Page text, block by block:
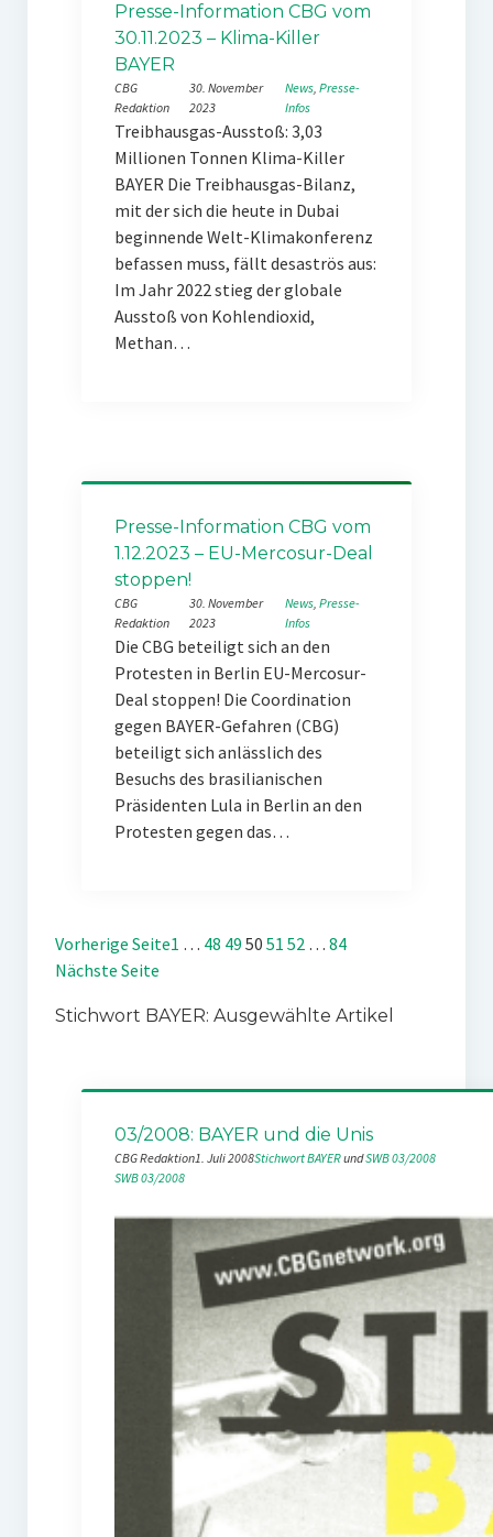
Presse-Information CBG vom
30.11.2023 – Klima-Killer
BAYER
CBG
Redaktion
30. November
2023
News, Presse-
Infos
Treibhausgas-Ausstoß: 3,03
Millionen Tonnen Klima-Killer
BAYER Die Treibhausgas-Bilanz,
mit der sich die heute in Dubai
beginnende Welt-Klimakonferenz
befassen muss, fällt desaströs aus:
Im Jahr 2022 stieg der globale
Ausstoß von Kohlendioxid,
Methan…
Presse-Information CBG vom
1.12.2023 – EU-Mercosur-Deal
stoppen!
CBG
Redaktion
30. November
2023
News, Presse-
Infos
Die CBG beteiligt sich an den
Protesten in Berlin EU-Mercosur-
Deal stoppen! Die Coordination
gegen BAYER-Gefahren (CBG)
beteiligt sich anlässlich des
Besuchs des brasilianischen
Präsidenten Lula in Berlin an den
Protesten gegen das…
Vorherige Seite1 … 48 49 50 51 52 … 84
Nächste Seite
Stichwort BAYER: Ausgewählte Artikel
03/2008: BAYER und die Unis
CBG Redaktion1. Juli 2008Stichwort BAYER und SWB 03/2008
SWB 03/2008